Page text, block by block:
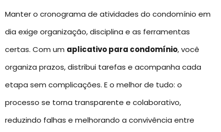
Manter o cronograma de atividades do condomínio em
dia exige organização, disciplina e as ferramentas
certas. Com um aplicativo para condomínio, você
organiza prazos, distribui tarefas e acompanha cada
etapa sem complicações. E o melhor de tudo: o
processo se torna transparente e colaborativo,
reduzindo falhas e melhorando a convivência entre